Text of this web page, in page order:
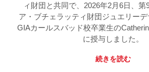
ィ財団と共同で、2026年2月6日、第
ア・ブチェラッティ財団ジュエリー
GIAカールスバッド校卒業生の
に授与しました。
続きを読む